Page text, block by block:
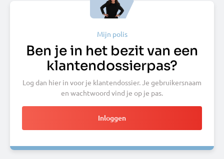
Mijn polis
Ben je in het bezit van een
klantendossierpas?
Log dan hier in voor je klantendossier. Je gebruikersnaam
en wachtwoord vind je op je pas.
Inloggen